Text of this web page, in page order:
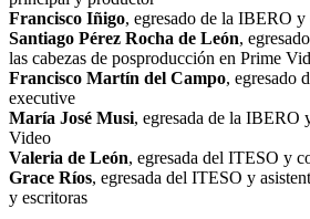
Francisco Iñigo, egresado de la IBERO
Santiago Pérez Rocha de León,
las cabezas de posproducción en Prime
Francisco Martín del Campo, egresado
executive
María José Musi, egresada de la IBERO
Video
Valeria de León, egresada del ITESO y
Grace Ríos, egresada del ITESO y
y escritoras